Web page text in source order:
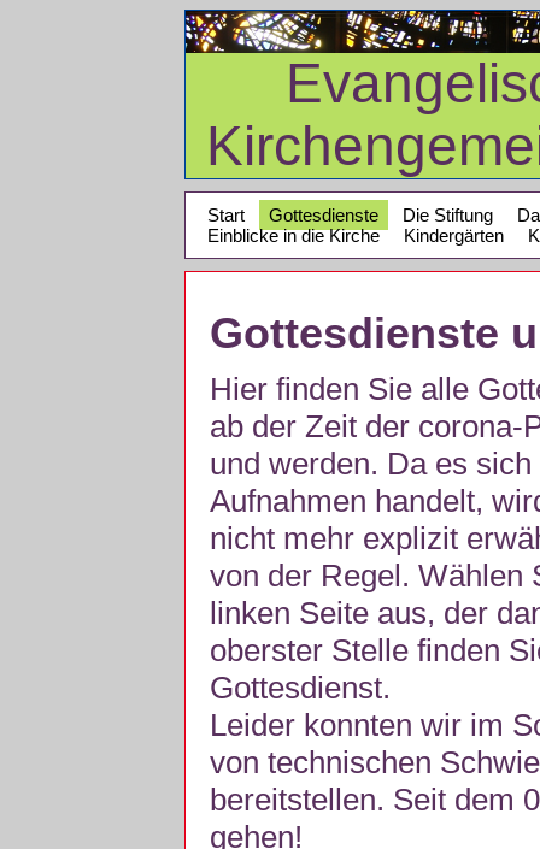
Start Gottesdienste Die Stiftung
Einblicke in die Kirche
Kindergärten
Gottesdienste
Hier finden Sie alle
ab der Zeit der corona-
und werden. Da es
Aufnahmen handelt,
nicht mehr explizit
von der Regel. Wählen
linken Seite aus, der
oberster Stelle finden
Gottesdienst.
Leider konnten wir im
von technischen
bereitstellen. Seit dem
gehen!